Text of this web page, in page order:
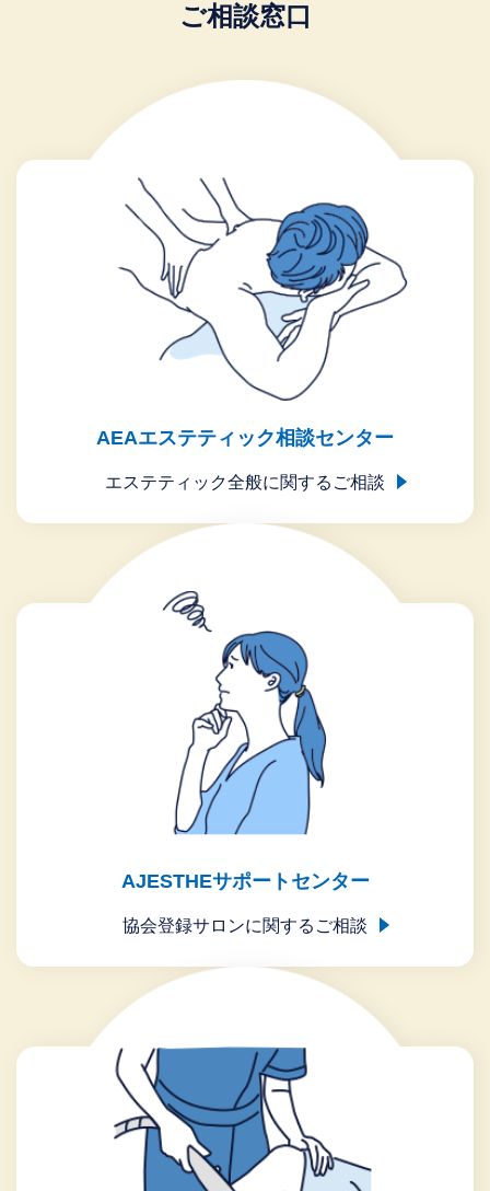
ご相談窓口
AEAエステティック相談センター
エステティック全般に関するご相談
AJESTHEサポートセンター
協会登録サロンに関するご相談